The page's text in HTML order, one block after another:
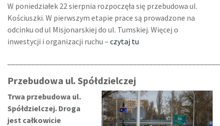
W poniedziałek 22 sierpnia rozpoczęła się przebudowa ul.
Kościuszki. W pierwszym etapie prace są prowadzone na
odcinku od ul Misjonarskiej do ul. Tumskiej. Więcej o
inwestycji i organizacji ruchu – czytaj tu
Przebudowa ul. Spółdzielczej
Trwa przebudowa ul.
Spółdzielczej. Droga
jest całkowicie